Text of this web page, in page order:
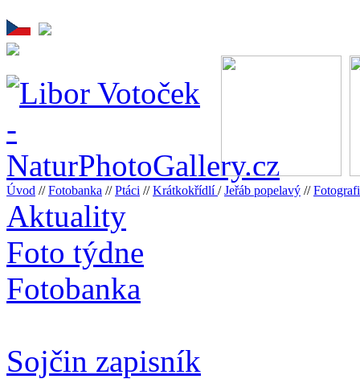
Úvod //Fotobanka //Ptáci //Krátkokřídlí/Jeřáb popelavý //
Aktuality
Foto týdne
Fotobanka
Sojčin zapisník